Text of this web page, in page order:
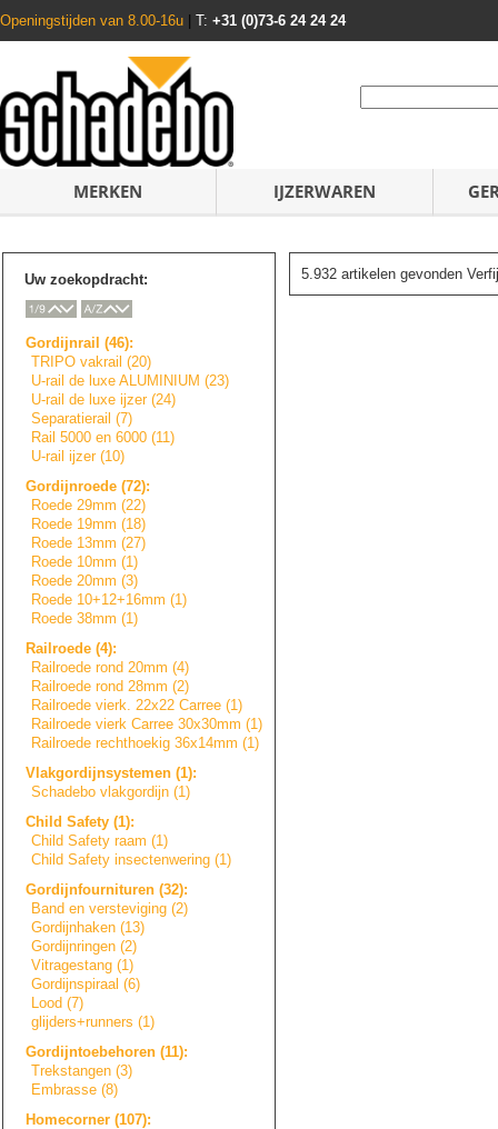
Openingstijden van 8.00-16u T: +31 (0)73-6 24 24 24
MERKEN IJZERWAREN
Uw zoekopdracht:
Gordijnrail (46):
TRIPO vakrail (20)
U-rail de luxe ALUMINIUM (23)
U-rail de luxe ijzer (24)
Separatierail (7)
Rail 5000 en 6000 (11)
U-rail ijzer (10)
Gordijnroede (72):
Roede 29mm (22)
Roede 19mm (18)
Roede 13mm (27)
Roede 10mm (1)
Roede 20mm (3)
Roede 10+12+16mm (1)
Roede 38mm (1)
Railroede (4):
Railroede rond 20mm (4)
Railroede rond 28mm (2)
Railroede vierk. 22x22 Carree (1)
Railroede vierk Carree 30x30mm (1)
Railroede rechthoekig 36x14mm (1)
Vlakgordijnsystemen (1):
Schadebo vlakgordijn (1)
Child Safety (1):
Child Safety raam (1)
Child Safety insectenwering (1)
Gordijnfournituren (32):
Band en versteviging (2)
Gordijnhaken (13)
Gordijnringen (2)
Vitragestang (1)
Gordijnspiraal (6)
Lood (7)
glijders+runners (1)
Gordijntoebehoren (11):
Trekstangen (3)
Embrasse (8)
Homecorner (107):
5.932 artikelen gevonden